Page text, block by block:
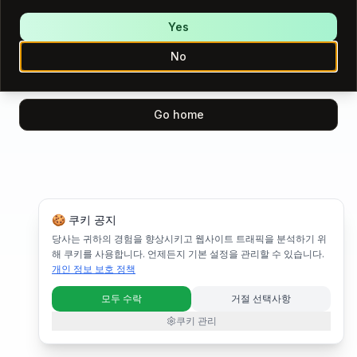
Please try again.
Try again
Go home
🍪 쿠키 공지
당사는 귀하의 경험을 향상시키고 웹사이트 트래픽을 분석하기 위
해 쿠키를 사용합니다. 언제든지 기본 설정을 관리할 수 있습니다.
개인 정보 보호 정책
모두 수락
거절 선택사항
쿠키 관리
No
Yes